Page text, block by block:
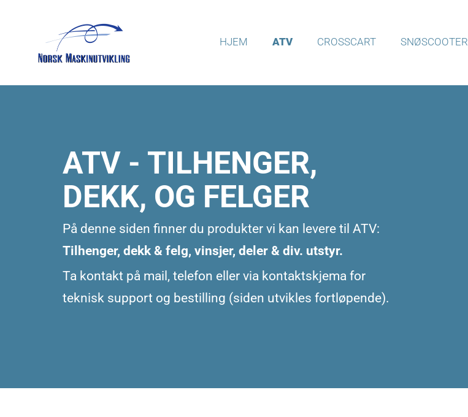
HJEM ATV CROSSCART SNØSCOOTER
ATV - TILHENGER,
DEKK, OG FELGER
På denne siden finner du produkter vi kan levere til ATV:
Tilhenger, dekk & felg, vinsjer, deler & div. utstyr.
Ta kontakt på mail, telefon eller via kontaktskjema for
teknisk support og bestilling (siden utvikles fortløpende).